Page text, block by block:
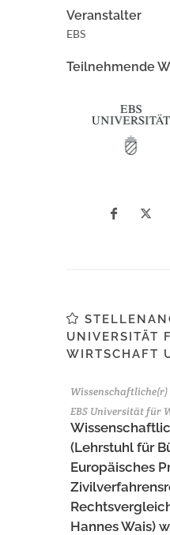
Veranstalter
EBS
Teilnehmende
UNIVERSITÄT
WIRTSCHAFT
EBS Universität für
(Lehrstuhl für
Europäisches
Hannes Wais)